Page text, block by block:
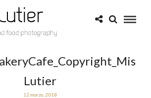
Lutier
12 marzo, 2018